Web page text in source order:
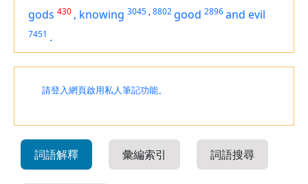
gods 430 , knowing 3045 ,8802 good 2896and evil
7451 .
請登入網頁啟用私人筆記功能。
詞語解釋 彙編索引 詞語搜尋